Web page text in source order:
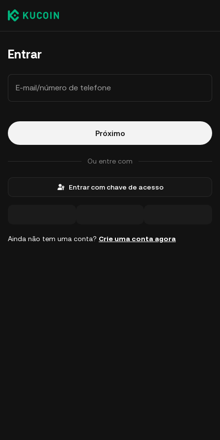
Entrar
E-mail/número de telefone
Próximo
Ou entre com
Entrar com chave de acesso
Ainda não tem uma conta? Crie uma conta agora